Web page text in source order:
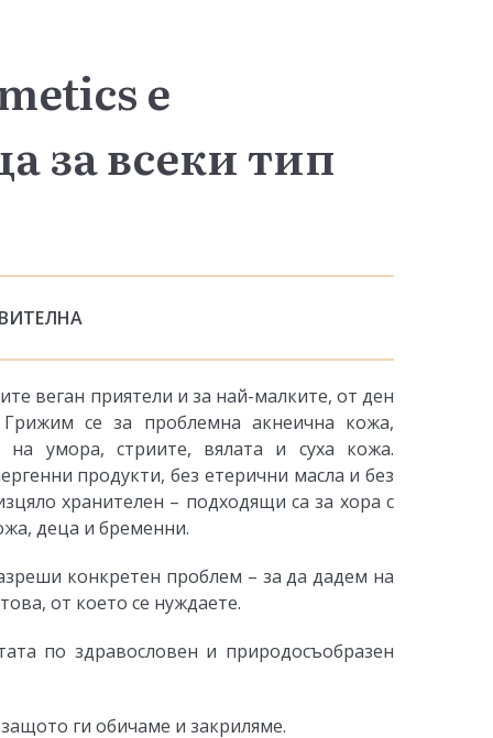
е
за всеки тип
веган приятели и за най-малките, от ден
се за проблемна акнеична кожа,
умора, стриите, вялата и суха кожа.
продукти, без етерични масла и без
хранителен – подходящи са за хора с
деца и бременни.
конкретен проблем – за да дадем на
от което се нуждаете.
по здравословен и природосъобразен
ги обичаме и закриляме.